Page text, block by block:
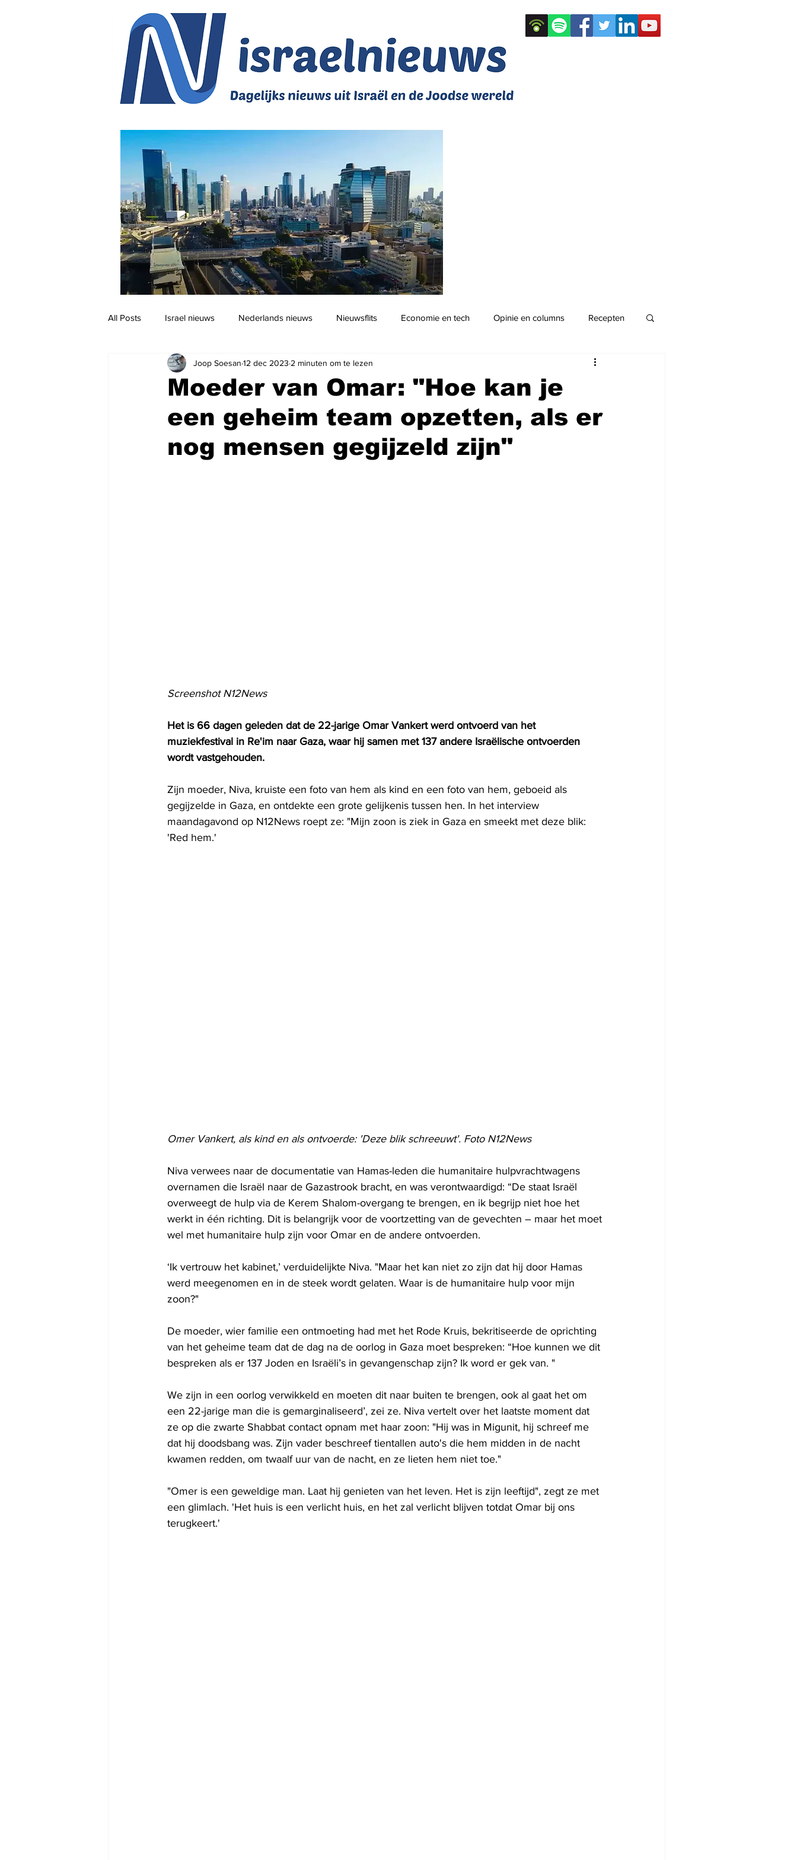
All Posts Israel nieuws Nederlands nieuws Nieuwsflits Economie en tech Opinie en columns Recepten
Jodendom en cultuur Podcast
Moeder van Omar: "Hoe kan je
een geheim team opzetten, als er
nog mensen gegijzeld zijn"
Joop Soesan 12 dec 2023 2 minuten om te lezen
Screenshot N12News
Het is 66 dagen geleden dat de 22-jarige Omar Vankert werd ontvoerd van het
muziekfestival in Re'im naar Gaza, waar hij samen met 137 andere Israëlische ontvoerden
wordt vastgehouden.
Zijn moeder, Niva, kruiste een foto van hem als kind en een foto van hem, geboeid als
gegijzelde in Gaza, en ontdekte een grote gelijkenis tussen hen. In het interview
maandagavond op N12News roept ze: "Mijn zoon is ziek in Gaza en smeekt met deze blik:
'Red hem.'
Omer Vankert, als kind en als ontvoerde: 'Deze blik schreeuwt'. Foto N12News
Niva verwees naar de documentatie van Hamas-leden die humanitaire hulpvrachtwagens
overnamen die Israël naar de Gazastrook bracht, en was verontwaardigd: “De staat Israël
overweegt de hulp via de Kerem Shalom-overgang te brengen, en ik begrijp niet hoe het
werkt in één richting. Dit is belangrijk voor de voortzetting van de gevechten – maar het moet
wel met humanitaire hulp zijn voor Omar en de andere ontvoerden.
‘Ik vertrouw het kabinet,’ verduidelijkte Niva. "Maar het kan niet zo zijn dat hij door Hamas
werd meegenomen en in de steek wordt gelaten. Waar is de humanitaire hulp voor mijn
zoon?"
De moeder, wier familie een ontmoeting had met het Rode Kruis, bekritiseerde de oprichting
van het geheime team dat de dag na de oorlog in Gaza moet bespreken: “Hoe kunnen we dit
bespreken als er 137 Joden en Israëli’s in gevangenschap zijn? Ik word er gek van. "
We zijn in een oorlog verwikkeld en moeten dit naar buiten te brengen, ook al gaat het om
een ​​22-jarige man die is gemarginaliseerd’, zei ze. Niva vertelt over het laatste moment dat
ze op die zwarte Shabbat contact opnam met haar zoon: "Hij was in Migunit, hij schreef me
dat hij doodsbang was. Zijn vader beschreef tientallen auto's die hem midden in de nacht
kwamen redden, om twaalf uur van de nacht, en ze lieten hem niet toe."
"Omer is een geweldige man. Laat hij genieten van het leven. Het is zijn leeftijd", zegt ze met
een glimlach. 'Het huis is een verlicht huis, en het zal verlicht blijven totdat Omar bij ons
terugkeert.'